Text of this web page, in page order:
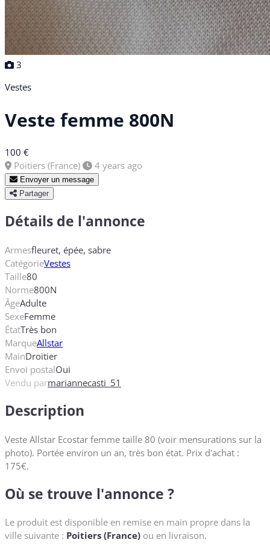
3
Vestes
Veste femme 800N
100 €
Poitiers (France)
4 years ago
Envoyer un message
Partager
Détails de l'annonce
Armesfleuret, épée, sabre
CatégorieVestes
Taille80
Norme800N
ÂgeAdulte
SexeFemme
ÉtatTrès bon
MarqueAllstar
MainDroitier
Envoi postalOui
Vendu parmariannecasti_51
Description
Veste Allstar Ecostar femme taille 80 (voir mensurations sur la
photo). Portée environ un an, très bon état. Prix d'achat :
175€.
Où se trouve l'annonce ?
Le produit est disponible en remise en main propre dans la
ville suivante : Poitiers (France) ou en livraison.